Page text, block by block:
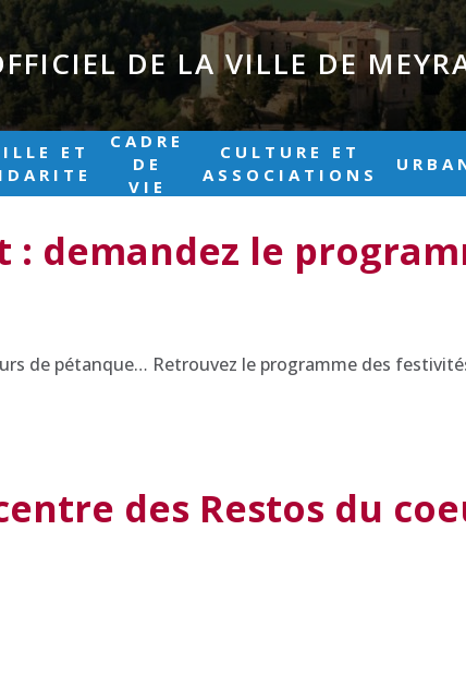
DE LA VILLE DE
ET
CADRE
DE
VIE
CULTURE ET
ASSOCIATIONS
: demandez le
de pétanque… Retrouvez le programme des
des Restos du